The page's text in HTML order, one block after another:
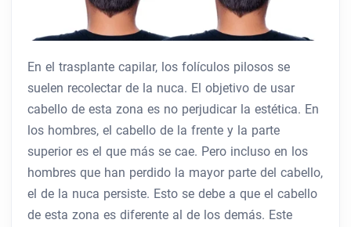
En el trasplante capilar, los folículos pilosos se
suelen recolectar de la nuca. El objetivo de usar
cabello de esta zona es no perjudicar la estética. En
los hombres, el cabello de la frente y la parte
superior es el que más se cae. Pero incluso en los
hombres que han perdido la mayor parte del cabello,
el de la nuca persiste. Esto se debe a que el cabello
de esta zona es diferente al de los demás. Este